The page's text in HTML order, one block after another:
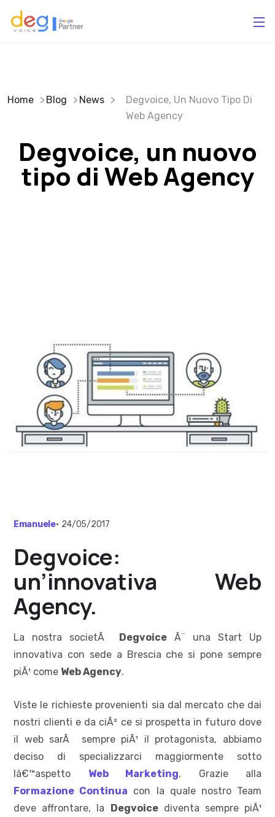
Home Blog News
Degvoice, Un Nuovo Tipo Di
Web Agency
Degvoice, un nuovo
tipo di Web Agency
Emanuele• 24/05/2017
Degvoice:
un’innovativa Web
Agency.
La nostra societÃ Degvoice Ã¨ una Start Up
innovativa con sede a Brescia che si pone sempre
piÃ¹ come Web Agency.
Viste le richieste provenienti sia dal mercato che dai
nostri clienti e da ciÃ² ce si prospetta in futuro dove
il web sarÃ sempre piÃ¹ il protagonista, abbiamo
deciso di specializzarci maggiormente sotto
lâ€™aspetto Web Marketing. Grazie alla
Formazione Continua con la quale nostro Team
deve affrontare, la
Degvoicediventa sempre piÃ¹